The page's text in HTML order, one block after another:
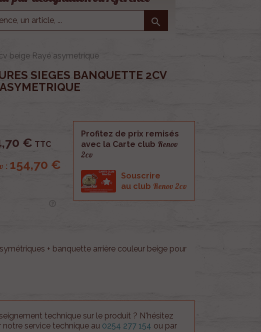

beige Rayé asymetrique
SIEGES BANQUETTE 2CV
€ TTC
: 154,70 €
Profitez de prix remisés
avec la Carte club Renov
2cv
Souscrire
au club Renov 2cv
+ banquette arrière couleur beige pour
technique sur le produit ? N'hésitez
service technique au 0254 277 154 ou par